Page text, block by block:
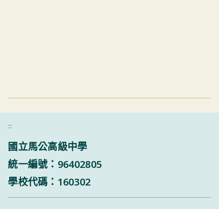
:::
國立馬公高級中學
統一編號：96402805
學校代碼：160302